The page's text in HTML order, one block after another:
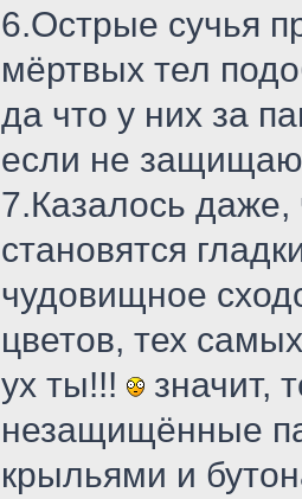
6.Острые сучья
мёртвых тел
да что у них за
если не
7.Казалось даже,
становятся
чудовищное
цветов, тех
ух ты!!!
значит,
незащищённые
крыльями и